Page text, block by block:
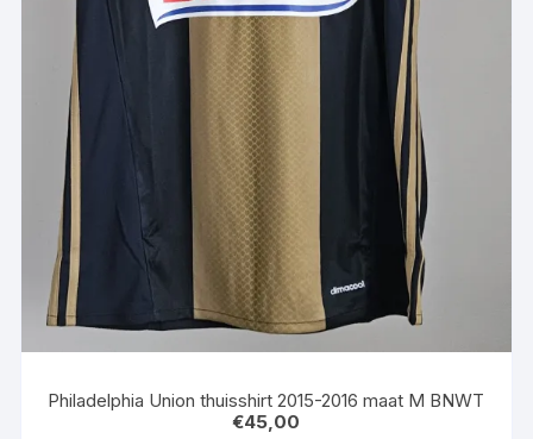
Philadelphia Union thuisshirt 2015-2016 maat M BNWT
€45,00